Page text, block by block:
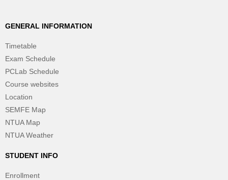
GENERAL INFORMATION
Timetable
Exam Schedule
PCLab Schedule
Course websites
Location
SEMFE Map
NTUA Map
NTUA Weather
STUDENT INFO
Enrollment